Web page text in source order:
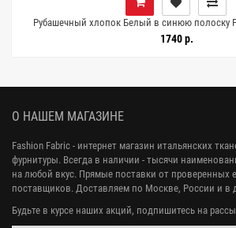
Рубашечный хлопок Белый в синюю полоску
1740 р.
О НАШЕМ МАГАЗИНЕ
Fashion Fabric - интернет магазин итальянских
фурнитуры. Всегда в наличии - тысячи
на любой вкус. Прямые поставки от проверенных
поставщиков. Доставляем по Москве, России и в
Будьте в курсе наших акций, подпишитесь на